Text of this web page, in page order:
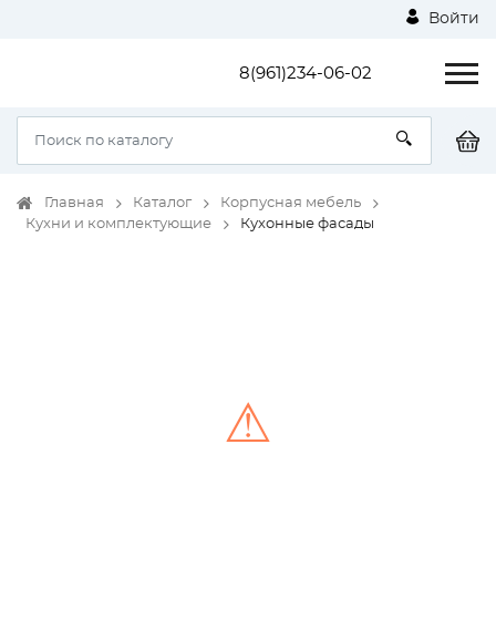
Войти
8(961)234-06-02
Главная Каталог
Корпусная мебель
Кухни и комплектующие
Кухонные фасады
⚠